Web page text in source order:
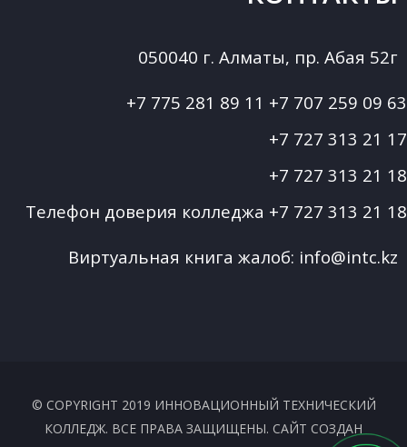
050040 г. Алматы, пр. Абая 52г
+7 775 281 89 11 +7 707 259 09 63
+7 727 313 21 17
+7 727 313 21 18
Телефон доверия колледжа +7 727 313 21 18
Виртуальная книга жалоб: info@intc.kz
© COPYRIGHT 2019 ИННОВАЦИОННЫЙ ТЕХНИЧЕСКИЙ
КОЛЛЕДЖ. ВСЕ ПРАВА ЗАЩИЩЕНЫ. САЙТ СОЗДАН